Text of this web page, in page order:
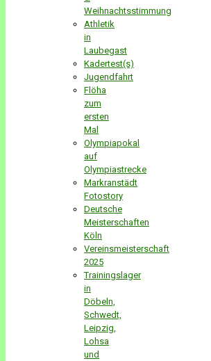
Weihnachtsstimmung
Athletik
in
Laubegast
Kadertest(s)
Jugendfahrt
Flöha
zum
ersten
Mal
Olympiapokal
auf
Olympiastrecke
Markranstädt
Fotostory
Deutsche
Meisterschaften
Köln
Vereinsmeisterschaft
2025
Trainingslager
in
Döbeln,
Schwedt,
Leipzig,
Lohsa
und